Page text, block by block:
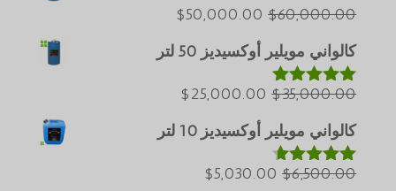
$60,000.00
السعر
الأصلي
هو:
$60,000.00.
$50,000.00 السعر
الحالي
هو:
كالواني مويلير أوكسيديز 50 لتر
تم التقييم
$35,000.00
السعر
الأصلي
هو:
$35,000.00.
$25,000.00 السعر
الحالي
هو:
كالواني مويلير أوكسيديز 10 لتر
تم التقييم$6,500.00
السعر
$5,030.00 السعر
Русский
ភាសាខ្មែរ
Bahasa Melayu
ພາສາລາວ
Türkçe
Azərbaycan dili
Português do Brasil